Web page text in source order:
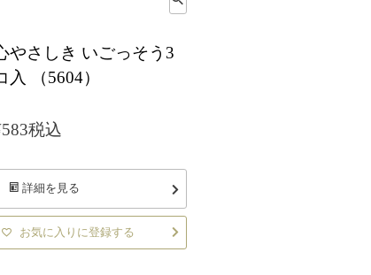
やさしき いごっそう3
入 （5604）
583税込
詳細を見る
お気に入りに登録する